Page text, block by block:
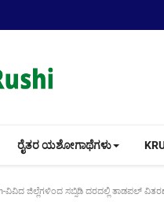
ರೈತರ ಯಶೋಗಾಥೆಗಳು
ವಿವಿದ ಜಿಲ್ಲೆಗಳಿಂದ ಸಬ್ಸಿಡಿ ದರದಲ್ಲಿ ತಾಡಪಲ್